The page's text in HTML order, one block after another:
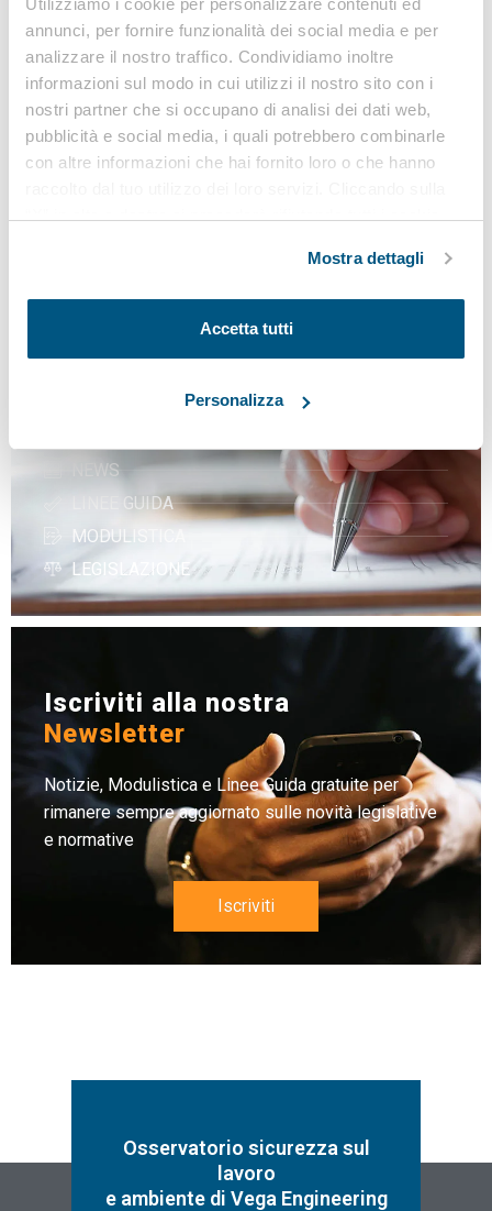
Utilizziamo i cookie per personalizzare contenuti ed
annunci, per fornire funzionalità dei social media e per
analizzare il nostro traffico. Condividiamo inoltre
informazioni sul modo in cui utilizzi il nostro sito con i
nostri partner che si occupano di analisi dei dati web,
pubblicità e social media, i quali potrebbero combinarle
con altre informazioni che hai fornito loro o che hanno
Mostra dettagli
Accetta tutti
Personalizza
81/08)
NEWS
LINEE GUIDA
MODULISTICA
LEGISLAZIONE
sicurezza sul lavoro e
Iscriviti alla nostra
Newsletter
Notizie, Modulistica e Linee Guida gratuite per
rimanere sempre aggiornato sulle novità legislative
e normative
Iscriviti
Osservatorio sicurezza sul
lavoro
e ambiente di Vega Engineering